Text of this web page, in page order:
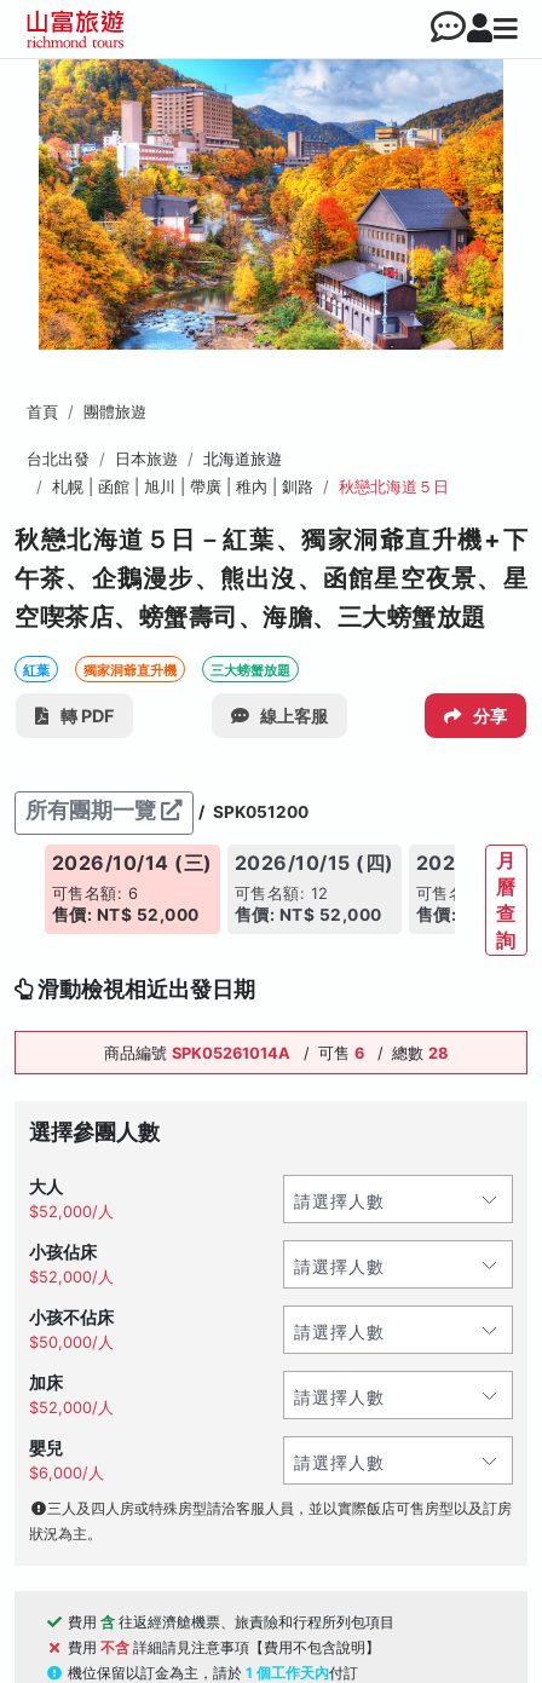
首頁 團體旅遊
台北出發 日本旅遊
北海道旅遊
札幌 | 函館 | 旭川 | 帶廣 | 稚內 | 釧路
秋戀北海道５日
秋戀北海道５日－紅葉、獨家洞爺直升機+下
午茶、企鵝漫步、熊出沒、函館星空夜景、星
空喫茶店、螃蟹壽司、海膽、三大螃蟹放題
紅葉 獨家洞爺直升機 三大螃蟹放題
轉 PDF 線上客服 分享
所有團期一覽 / SPK051200
2026/10/14 (三)
可售名額: 6
售價: NT$ 52,000
2026/10/15 (四)
可售名額: 12
售價: NT$ 52,000
2026/10/16
可售名額: 14
售價: NT$
月
曆
查
詢
滑動檢視相近出發日期
商品編號 SPK05261014A / 可售 6 / 總數 28
選擇參團人數
大人
$52,000/人
小孩佔床
$52,000/人
小孩不佔床
$50,000/人
加床
$52,000/人
嬰兒
$6,000/人
三人及四人房或特殊房型請洽客服人員，並以實際飯店可售房型以及訂房
狀況為主。
費用 含 往返經濟艙機票、旅責險和行程所列包項目
費用 不含 詳細請見注意事項【費用不包含說明】
機位保留以訂金為主，請於 1 個工作天內付訂